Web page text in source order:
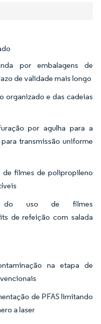
por embalagens de
de validade mais longo
organizado e das cadeias
por agulha para a
transmissão uniforme
de filmes de polipropileno
do uso de filmes
de refeição com salada
na etapa de
de PFAS limitando
a laser